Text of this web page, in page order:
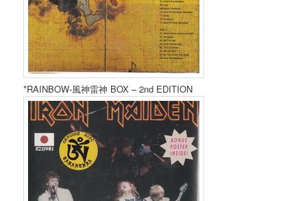
*RAINBOW-風神雷神 BOX – 2nd EDITION